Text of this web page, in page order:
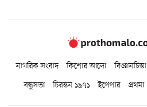
নাগরিক সংবাদ কিশোর আলো বিজ্ঞানচিন্তা
বন্ধুসভা
চিরন্তন ১৯৭১ ইপেপার প্রথমা